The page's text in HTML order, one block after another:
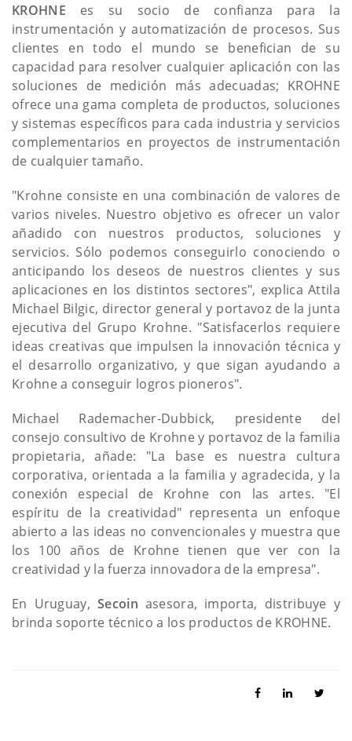
KROHNE es su socio de confianza para la
instrumentación y automatización de procesos. Sus
clientes en todo el mundo se benefician de su
capacidad para resolver cualquier aplicación con las
soluciones de medición más adecuadas; KROHNE
ofrece una gama completa de productos, soluciones
y sistemas específicos para cada industria y servicios
complementarios en proyectos de instrumentación
de cualquier tamaño.
"Krohne consiste en una combinación de valores de
varios niveles. Nuestro objetivo es ofrecer un valor
añadido con nuestros productos, soluciones y
servicios. Sólo podemos conseguirlo conociendo o
anticipando los deseos de nuestros clientes y sus
aplicaciones en los distintos sectores", explica Attila
Michael Bilgic, director general y portavoz de la junta
ejecutiva del Grupo Krohne. "Satisfacerlos requiere
ideas creativas que impulsen la innovación técnica y
el desarrollo organizativo, y que sigan ayudando a
Krohne a conseguir logros pioneros".
Michael Rademacher-Dubbick, presidente del
consejo consultivo de Krohne y portavoz de la familia
propietaria, añade: "La base es nuestra cultura
corporativa, orientada a la familia y agradecida, y la
conexión especial de Krohne con las artes. "El
espíritu de la creatividad" representa un enfoque
abierto a las ideas no convencionales y muestra que
los 100 años de Krohne tienen que ver con la
creatividad y la fuerza innovadora de la empresa".
En Uruguay, Secoin asesora, importa, distribuye y
brinda soporte técnico a los productos de KROHNE.